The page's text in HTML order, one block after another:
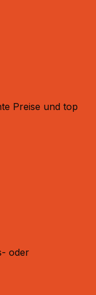
Preise und top
oder